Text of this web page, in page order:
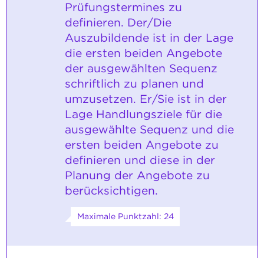
Prüfungstermines zu
definieren. Der/Die
Auszubildende ist in der Lage
die ersten beiden Angebote
der ausgewählten Sequenz
schriftlich zu planen und
umzusetzen. Er/Sie ist in der
Lage Handlungsziele für die
ausgewählte Sequenz und die
ersten beiden Angebote zu
definieren und diese in der
Planung der Angebote zu
berücksichtigen.
Maximale Punktzahl: 24